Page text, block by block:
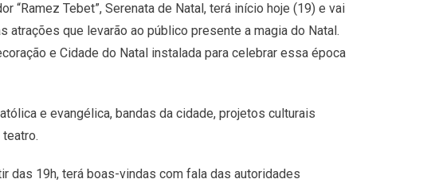
“Ramez Tebet”, Serenata de Natal, terá início hoje (19) e vai
atrações que levarão ao público presente a magia do Natal.
e Cidade do Natal instalada para celebrar essa época
e evangélica, bandas da cidade, projetos culturais
das 19h, terá boas-vindas com fala das autoridades